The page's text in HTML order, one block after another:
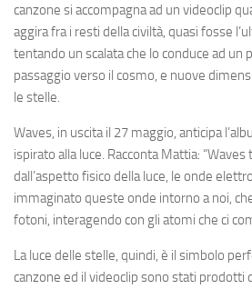
canzone si accompagna ad un videoclip
aggira fra i resti della civiltà, quasi fosse
tentando un scalata che lo conduce ad un
passaggio verso il cosmo, e nuove
le stelle.
Waves, in uscita il 27 maggio, anticipa
ispirato alla luce. Racconta Mattia: “Waves
dall’aspetto fisico della luce, le onde
immaginato queste onde intorno a noi,
fotoni, interagendo con gli atomi che ci
La luce delle stelle, quindi, è il simbolo
canzone ed il videoclip sono stati prodotti